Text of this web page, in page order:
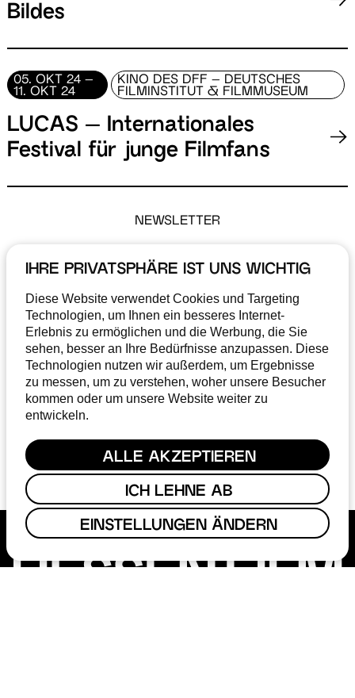
IHRE PRIVATSPHÄRE IST UNS WICHTIG
Diese Website verwendet Cookies und Targeting
Technologien, um Ihnen ein besseres Internet-
Erlebnis zu ermöglichen und die Werbung, die Sie
sehen, besser an Ihre Bedürfnisse anzupassen. Diese
Technologien nutzen wir außerdem, um Ergebnisse
zu messen, um zu verstehen, woher unsere Besucher
kommen oder um unsere Website weiter zu
entwickeln.
ALLE AKZEPTIEREN
ICH LEHNE AB
EINSTELLUNGEN ÄNDERN
Bildes
05. OKT 24 –
11. OKT 24
KINO DES DFF – DEUTSCHES
FILMINSTITUT & FILMMUSEUM
LUCAS – Internationales
Festival für junge Filmfans
NEWSLETTER
MONATLICHE UPDATES
RUND UMS THEMA »FILME
MACHEN IN HESSEN«
Ich stimme derDatenschutzerklärung zu